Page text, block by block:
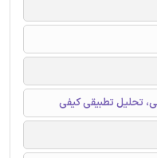
تحلیل تطبیقی کیفی